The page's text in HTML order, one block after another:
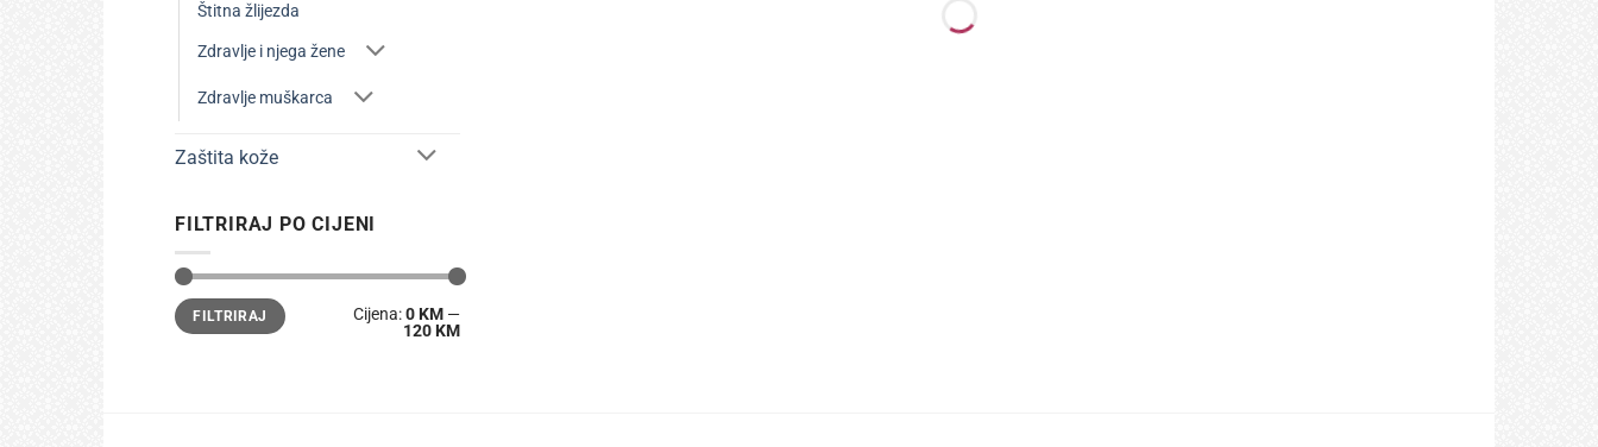
Štitna žlijezda
Zdravlje i njega žene
Zdravlje muškarca
Zaštita kože
FILTRIRAJ PO CIJENI
Min
cijena
Maks
cijenaFILTRIRAJ Cijena:0 KM —
120 KM